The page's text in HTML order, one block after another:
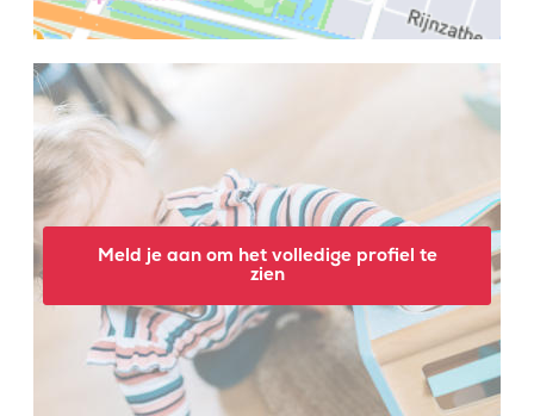
Meld je aan om het volledige profiel te
zien